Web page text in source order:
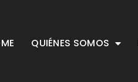
QUIÉNES SOMOS